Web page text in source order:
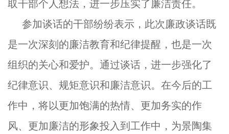
取干部个人想法，进一步压实了廉洁责任。
参加谈话的干部纷纷表示，此次廉政谈话既
是一次深刻的廉洁教育和纪律提醒，也是一次
组织的关心和爱护。通过谈话，进一步强化了
纪律意识、规矩意识和廉洁意识。在今后的工
作中，将以更加饱满的热情、更加务实的作
风、更加廉洁的形象投入到工作中，为景陶集